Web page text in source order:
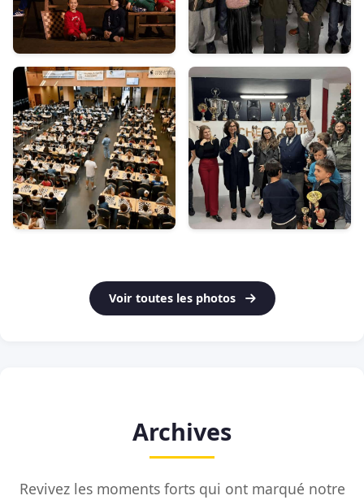
Voir toutes les photos
Archives
Revivez les moments forts qui ont marqué notre